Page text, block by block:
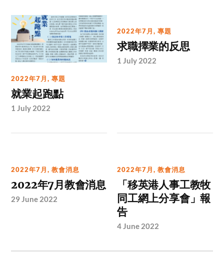
2022年7月,專題
就業起跑點
1 July 2022
2022年7月,專題
求職擇業的反思
1 July 2022
2022年7月,教會消息
2022年7月教會消息
29 June 2022
2022年7月,教會消息
「移英港人事工教牧
同工網上分享會」報
告
4 June 2022